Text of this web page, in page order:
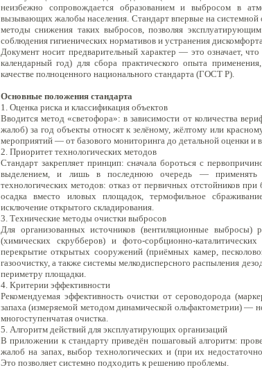
неизбежно сопровождается образованием и выбросом в
вызывающих жалобы населения. Стандарт впервые на системной
методы снижения таких выбросов, позволяя
соблюдения гигиенических нормативов и устранения
Документ носит предварительный характер — это означает,
календарный год) для сбора практического опыта
качестве полноценного национального стандарта (ГОСТ Р).
Основные положения стандарта
1. Оценка риска и классификация объектов
Вводится метод «светофора»: в зависимости от количества
жалоб) за год объекты относят к зелёному, жёлтому или
мероприятий — от базового мониторинга до детальной оценки
2. Приоритет технологических методов
Стандарт закрепляет принцип: сначала бороться с
выделением, и лишь в последнюю очередь — применять
технологических методов: отказ от первичных отстойников
осадка вместо иловых площадок, термофильное
исключение открытого складирования.
3. Технические методы очистки выбросов
Для организованных источников (вентиляционные выбросы)
(химических скрубберов) и фото-сорбционно-
перекрытие открытых сооружений (приёмных камер,
газоочистку, а также системы мелкодисперсного распыления
периметру площадки.
4. Критерии эффективности
Рекомендуемая эффективность очистки от сероводорода
запаха (измеряемой методом динамической ольфактометрии) —
многоступенчатая очистка.
5. Алгоритм действий для эксплуатирующих организаций
В приложении к стандарту приведён пошаговый алгоритм:
жалоб на запах, выбор технологических и (при их
Это позволяет системно подходить к решению проблемы.